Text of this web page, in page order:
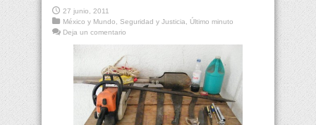
27 junio, 2011
México y Mundo
Seguridad y Justicia
Último minuto
Deja un comentario